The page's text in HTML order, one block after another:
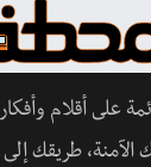
على أقلام
طريقك إلى